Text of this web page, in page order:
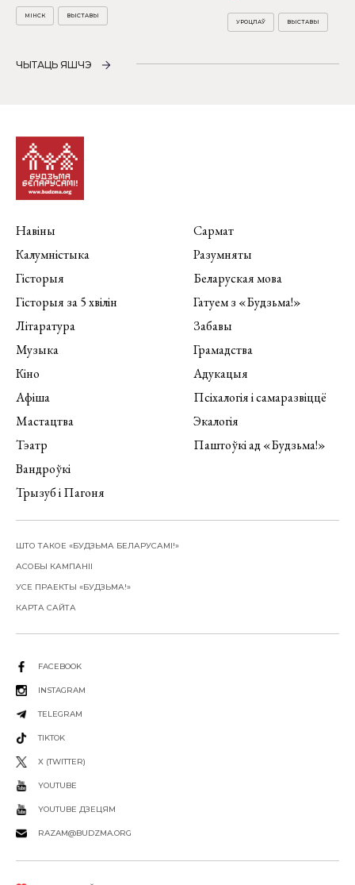
МІНСК ВЫСТАВЫ
УРОЦЛАЎ ВЫСТАВЫ
ЧЫТАЦЬ ЯШЧЭ
Навіны
Калумністыка
Гісторыя
Гісторыя за 5 хвілін
Літаратура
Музыка
Кіно
Афіша
Мастацтва
Тэатр
Вандроўкі
Трызуб і Пагоня
Сармат
Разумняты
Беларуская мова
Гатуем з «Будзьма!»
Забавы
Грамадства
Адукацыя
Псіхалогія і самаразвіццё
Экалогія
Паштоўкі ад «Будзьма!»
ШТО ТАКОЕ «БУДЗЬМА БЕЛАРУСАМІ!»
АСОБЫ КАМПАНІІ
УСЕ ПРАЕКТЫ «БУДЗЬМА!»
КАРТА САЙТА
FACEBOOK
INSTAGRAM
TELEGRAM
TIKTOK
X (TWITTER)
YOUTUBE
YOUTUBE ДЗЕЦЯМ
RAZAM@BUDZMA.ORG